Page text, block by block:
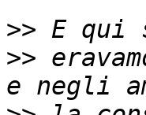
>>
>>